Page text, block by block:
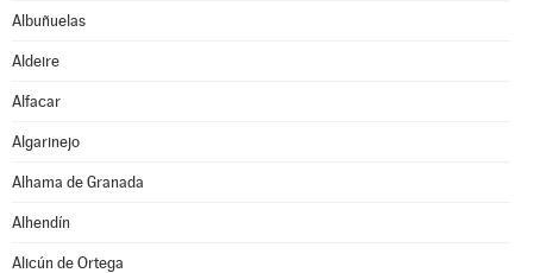
Albuñuelas
Aldeire
Alfacar
Algarinejo
Alhama de Granada
Alhendín
Alicún de Ortega